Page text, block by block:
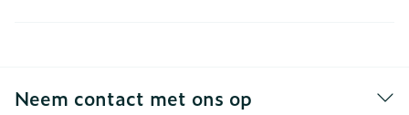
Neem contact met ons op